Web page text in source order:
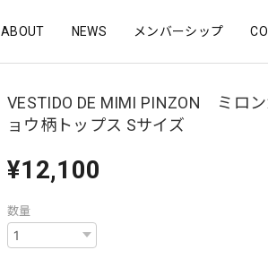
ABOUT NEWS メンバーシップ
VESTIDO DE MIMI PINZON ミロ
ョウ柄トップス Sサイズ
¥12,100
数量